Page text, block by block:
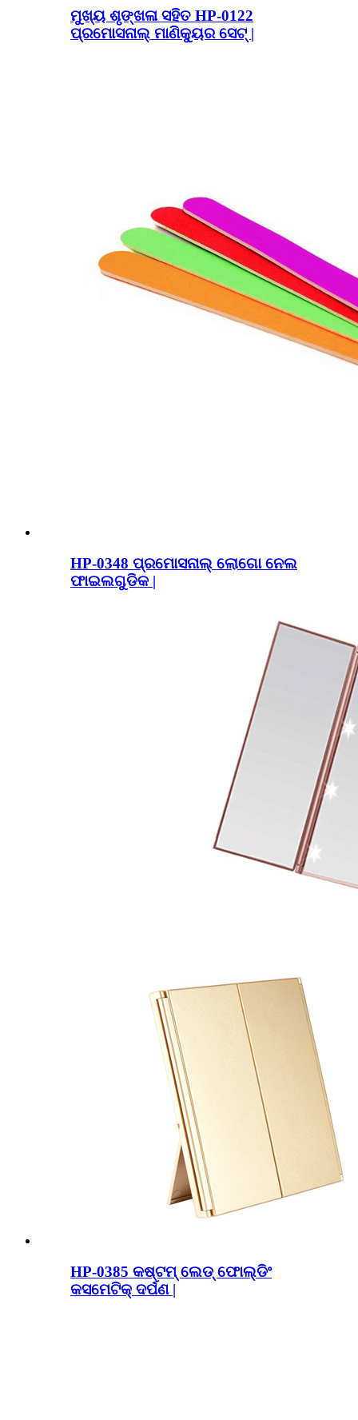
ମୁଖ୍ୟ ଶୃଙ୍ଖଳା ସହିତ HP-0122
ପ୍ରମୋସନାଲ୍ ମାଣିକ୍ୟୁର ସେଟ୍ |
HP-0348 ପ୍ରମୋସନାଲ୍ ଲୋଗୋ ନେଲ
ଫାଇଲଗୁଡିକ |
HP-0385 କଷ୍ଟମ୍ ଲେଡ୍ ଫୋଲ୍ଡିଂ
କସମେଟିକ୍ ଦର୍ପଣ |